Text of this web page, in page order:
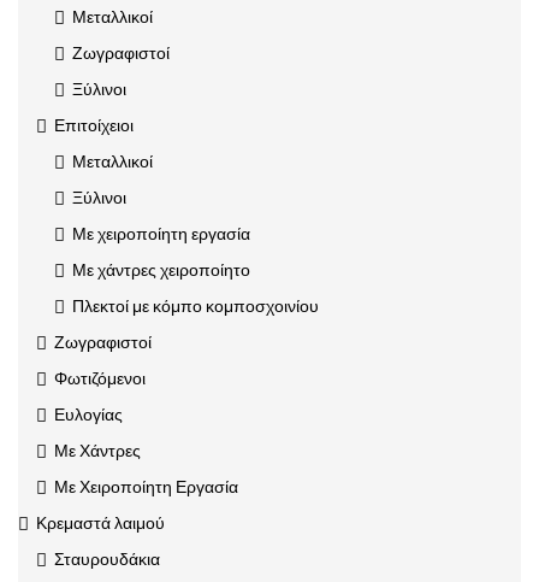
Μεταλλικοί
Ζωγραφιστοί
Ξύλινοι
Επιτοίχειοι
Μεταλλικοί
Ξύλινοι
Με χειροποίητη εργασία
Με χάντρες χειροποίητο
Πλεκτοί με κόμπο κομποσχοινίου
Ζωγραφιστοί
Φωτιζόμενοι
Ευλογίας
Με Χάντρες
Με Χειροποίητη Εργασία
Κρεμαστά λαιμού
Σταυρουδάκια